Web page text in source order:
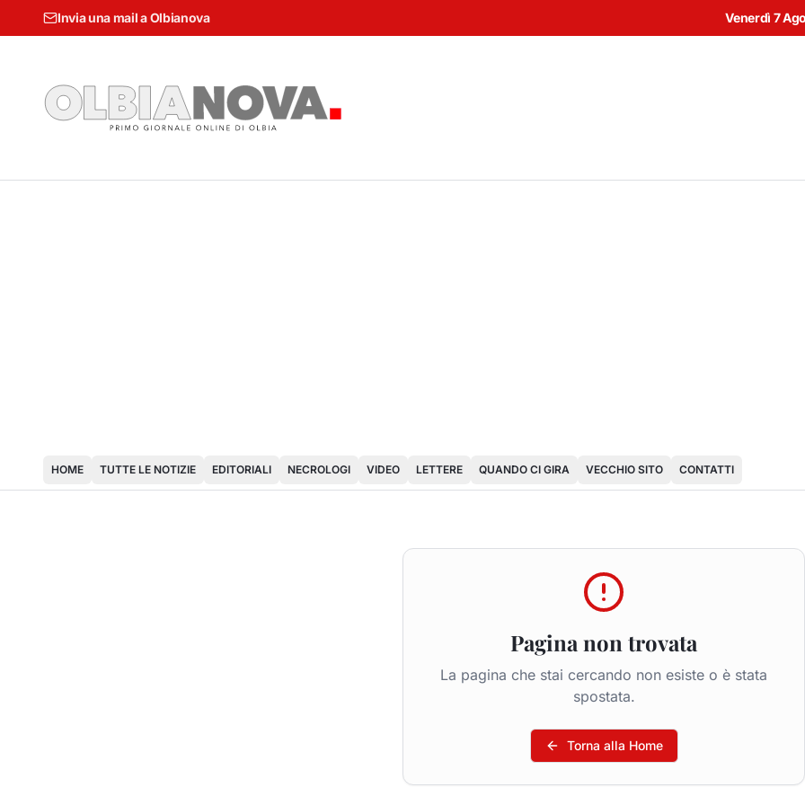
Invia una mail a Olbianova Venerdì 7
HOME TUTTE LE NOTIZIE EDITORIALI NECROLOGI VIDEO LETTERE QUANDO CI GIRA VECCHIO SITO CONTATTI
Pagina non trovata
La pagina che stai cercando non esiste o è stata
spostata.
Torna alla Home